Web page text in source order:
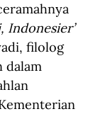
Indonesier’
filolog
dalam